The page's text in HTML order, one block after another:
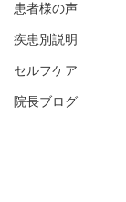
患者様の声
疾患別説明
セルフケア
院長ブログ